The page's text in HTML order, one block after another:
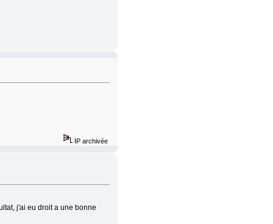
IP archivée
j'ai eu droit a une bonne